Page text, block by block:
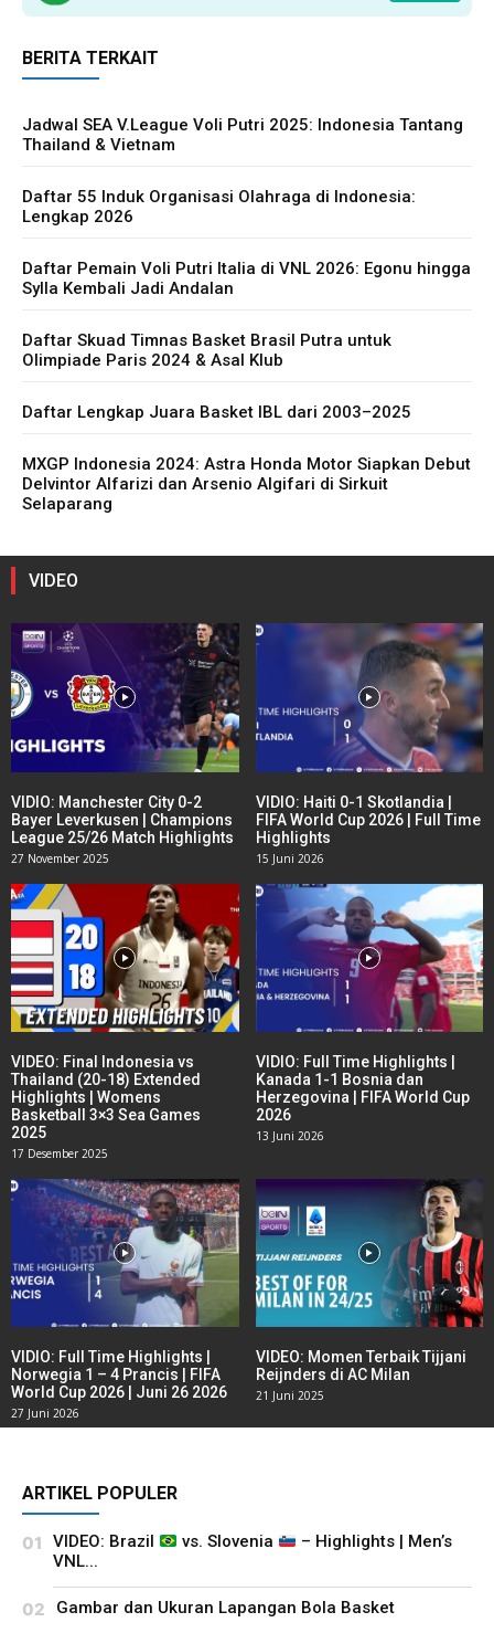
BERITA TERKAIT
Jadwal SEA V.League Voli Putri 2025: Indonesia Tantang
Thailand & Vietnam
Daftar 55 Induk Organisasi Olahraga di Indonesia:
Lengkap 2026
Daftar Pemain Voli Putri Italia di VNL 2026: Egonu hingga
Sylla Kembali Jadi Andalan
Daftar Skuad Timnas Basket Brasil Putra untuk
Olimpiade Paris 2024 & Asal Klub
Daftar Lengkap Juara Basket IBL dari 2003–2025
MXGP Indonesia 2024: Astra Honda Motor Siapkan Debut
Delvintor Alfarizi dan Arsenio Algifari di Sirkuit
Selaparang
VIDEO
VIDIO: Manchester City 0-2
Bayer Leverkusen | Champions
League 25/26 Match Highlights
27 November 2025
VIDIO: Haiti 0-1 Skotlandia |
FIFA World Cup 2026 | Full Time
Highlights
15 Juni 2026
VIDEO: Final Indonesia vs
Thailand (20-18) Extended
Highlights | Womens
Basketball 3×3 Sea Games
2025
17 Desember 2025
VIDIO: Full Time Highlights |
Kanada 1-1 Bosnia dan
Herzegovina | FIFA World Cup
2026
13 Juni 2026
VIDIO: Full Time Highlights |
Norwegia 1 – 4 Prancis | FIFA
World Cup 2026 | Juni 26 2026
27 Juni 2026
VIDEO: Momen Terbaik Tijjani
Reijnders di AC Milan
21 Juni 2025
ARTIKEL POPULER
VIDEO: Brazil vs. Slovenia
– Highlights | Men’s
VNL...
Gambar dan Ukuran Lapangan Bola Basket